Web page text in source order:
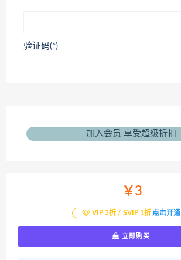
验证码(*)
加入会员 享受超级折扣
￥3
VIP 3折 / SVIP 1折 点击开通
立即购买